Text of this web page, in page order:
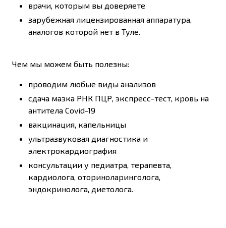
врачи, которым вы доверяете
зарубежная лицензированная аппаратура,
аналогов которой нет в Туле.
Чем мы можем быть полезны:
проводим любые виды анализов
сдача мазка РНК ПЦР, экспресс-тест, кровь на
антитела Covid-19
вакцинация, капельницы
ультразвуковая диагностика и
электрокардиография
консультации у педиатра, терапевта,
кардиолога, оториноларинголога,
эндокринолога, диетолога.